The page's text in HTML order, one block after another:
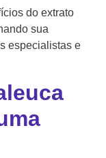
do extrato
sua
especialistas e